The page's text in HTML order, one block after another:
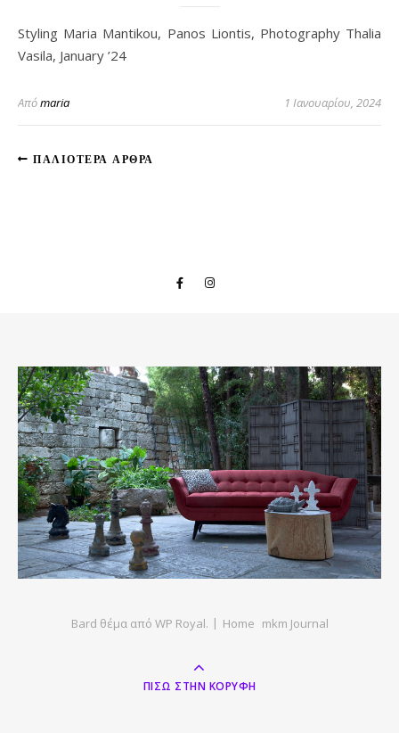
Styling Maria Mantikou, Panos Liontis, Photography Thalia
Vasila, January ’24
Απόmaria 1 Ιανουαρίου, 2024
ΠΑΛΙΌΤΕΡΑ ΆΡΘΡΑ
Bard θέμα από WP Royal. Home mkm Journal
ΠΊΣΩ ΣΤΗΝ ΚΟΡΥΦΉ